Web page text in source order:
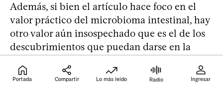
Además, si bien el artículo hace foco en el
valor práctico del microbioma intestinal, hay
otro valor aún insospechado que es el de los
descubrimientos que puedan darse en la
futuro. “Si se pierde este ensamble de
Portada Compartir Lo más leído Radio Ingresar